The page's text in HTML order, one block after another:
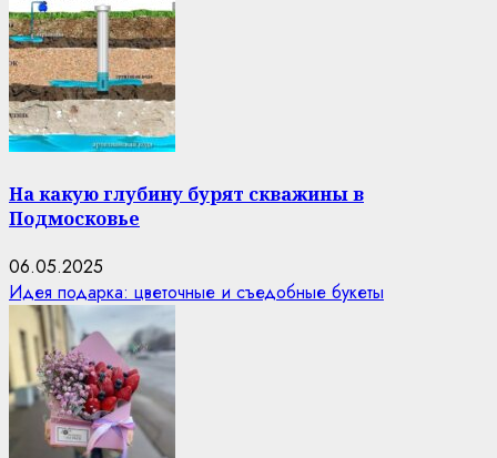
На какую глубину бурят скважины в
Подмосковье
06.05.2025
Идея подарка: цветочные и съедобные букеты